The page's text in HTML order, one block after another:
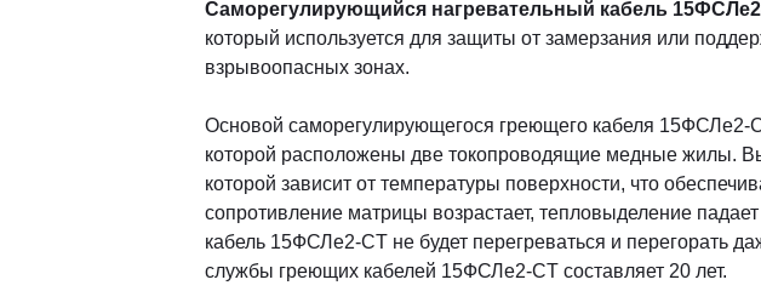
Саморегулирующийся нагревательный кабель
который используется для защиты от замерзания или
взрывоопасных зонах.
Основой саморегулирующегося греющего кабеля 15ФСЛе2-
которой расположены две токопроводящие медные жилы.
которой зависит от температуры поверхности, что
сопротивление матрицы возрастает, тепловыделение
кабель 15ФСЛе2-СT не будет перегреваться и перегорать
службы греющих кабелей 15ФСЛе2-СT составляет 20 лет.